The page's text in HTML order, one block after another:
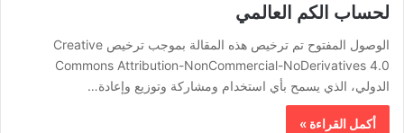
لحساب الكم العالمي
الوصول المفتوح تم ترخيص هذه المقالة بموجب ترخيص Creative
Commons Attribution-NonCommercial-NoDerivatives 4.0
الدولي، الذي يسمح بأي استخدام ومشاركة وتوزيع وإعادة…
أكمل القراءة »